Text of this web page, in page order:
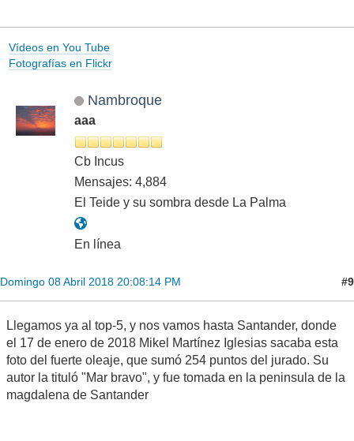
Vídeos en You Tube
Fotografías en Flickr
Nambroque
aaa
Cb Incus
Mensajes: 4,884
El Teide y su sombra desde La Palma
En línea
Domingo 08 Abril 2018 20:08:14 PM #9
Llegamos ya al top-5, y nos vamos hasta Santander, donde
el 17 de enero de 2018 Mikel Martínez Iglesias sacaba esta
foto del fuerte oleaje, que sumó 254 puntos del jurado. Su
autor la tituló "Mar bravo", y fue tomada en la peninsula de la
magdalena de Santander